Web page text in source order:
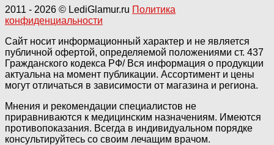
2011 - 2026 © LediGlamur.ru Политика
конфиденциальности
Сайт носит информационный характер и не является
публичной офертой, определяемой положениями ст. 437
Гражданского кодекса РФ/ Вся информация о продукции
актуальна на момент публикации. Ассортимент и цены
могут отличаться в зависимости от магазина и региона.
Мнения и рекомендации специалистов не
приравниваются к медицинским назначениям. Имеются
противопоказания. Всегда в индивидуальном порядке
консультируйтесь со своим лечащим врачом.